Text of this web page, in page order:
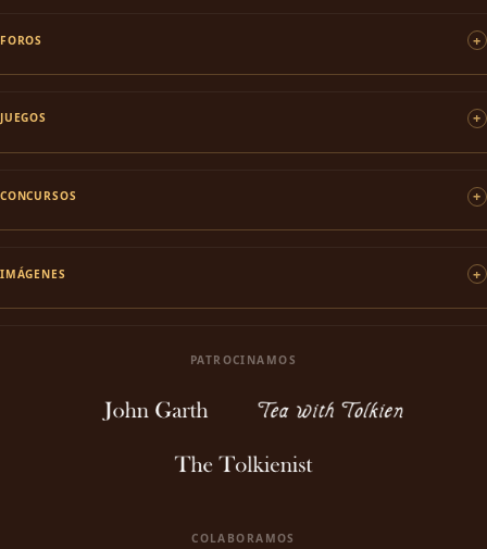
FOROS
JUEGOS
CONCURSOS
IMÁGENES
PATROCINAMOS
COLABORAMOS